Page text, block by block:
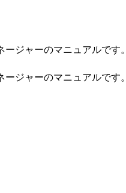
ジャーのマニュアルです。
ジャーのマニュアルです。